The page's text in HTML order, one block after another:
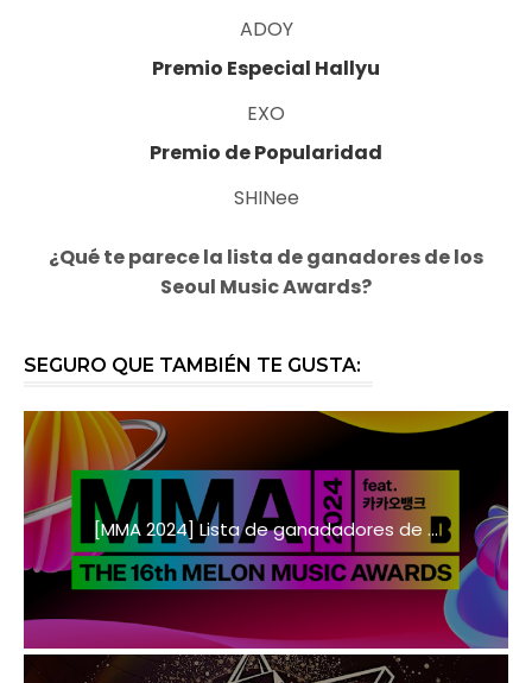
ADOY
Premio Especial Hallyu
EXO
Premio de Popularidad
SHINee
¿Qué te parece la lista de ganadores de los
Seoul Music Awards?
SEGURO QUE TAMBIÉN TE GUSTA:
[MMA 2024] Lista de ganadadores de ...